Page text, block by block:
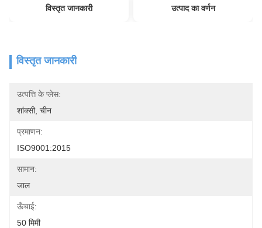
विस्तृत जानकारी उत्पाद का वर्णन
विस्तृत जानकारी
उत्पत्ति के प्लेस:
शांक्सी, चीन
प्रमाणन:
ISO9001:2015
सामान:
जाल
ऊँचाई:
50 मिमी